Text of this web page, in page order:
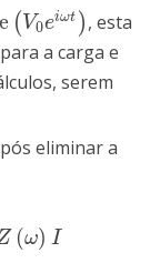
( V0eiωt )
)
, esta
a carga e
serem
eliminar a
(ω) I